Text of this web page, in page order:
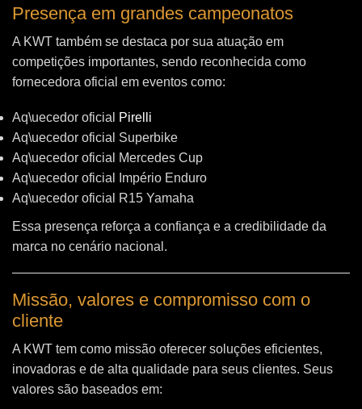
Presença em grandes campeonatos
A KWT também se destaca por sua atuação em
competições importantes, sendo reconhecida como
fornecedora oficial em eventos como:
Aq\uecedor oficial
Pirelli
Aq\uecedor oficial Superbike
Aq\uecedor oficial Mercedes Cup
Aq\uecedor oficial Império Enduro
Aq\uecedor oficial R15 Yamaha
Essa presença reforça a confiança e a credibilidade da
marca no cenário nacional.
Missão, valores e compromisso com o
cliente
A KWT tem como missão oferecer soluções eficientes,
inovadoras e de alta qualidade para seus clientes. Seus
valores são baseados em: